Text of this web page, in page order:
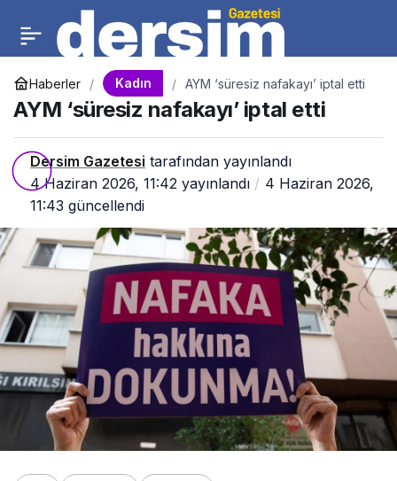
Haberler Kadın AYM ‘süresiz nafakayı’ iptal etti
AYM ‘süresiz nafakayı’ iptal etti
Dersim Gazetesi tarafından yayınlandı
4 Haziran 2026, 11:42 yayınlandı
4 Haziran 2026,
11:43 güncellendi